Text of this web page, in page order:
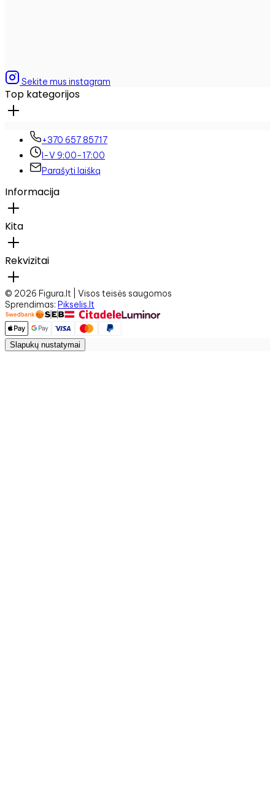
Sekite mus instagram
Top kategorijos
+370 657 85717
I-V 9:00-17:00
Parašyti laišką
Informacija
Kita
Rekvizitai
© 2026 Figura.lt | Visos teisės saugomos
Sprendimas: Pikselis.lt
Slapukų nustatymai